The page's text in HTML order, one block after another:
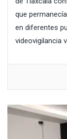
que
en diferentes
videovigilancia